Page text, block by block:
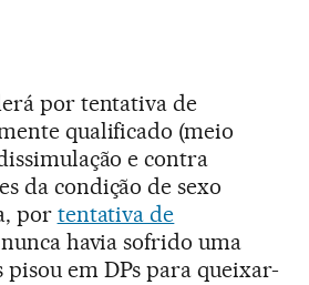
por tentativa de
qualificado (meio
e contra
da condição de sexo
por tentativa de
havia sofrido uma
pisou em DPs para queixar-